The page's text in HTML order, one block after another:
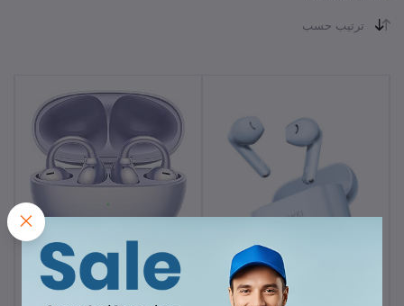
ترتيب حسب
سماعة هواوى فرى كليب